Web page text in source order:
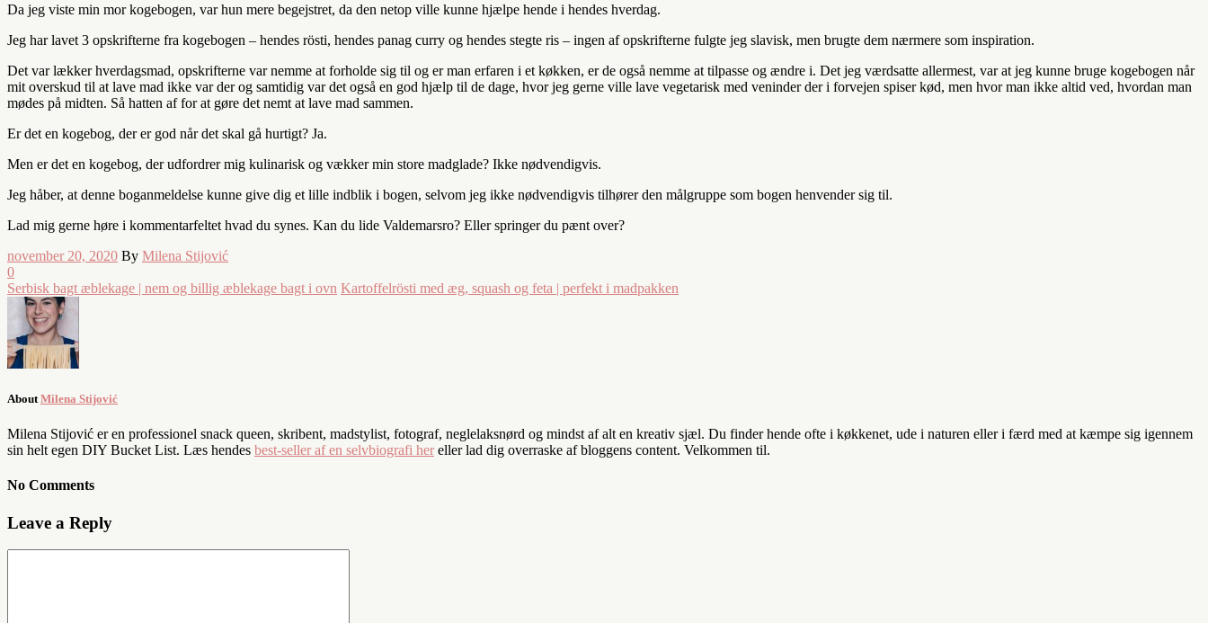
Da jeg viste min mor kogebogen, var hun mere begejstret, da den netop ville kunne hjælpe hende i hendes hverdag.
Jeg har lavet 3 opskrifterne fra kogebogen – hendes rösti, hendes panag curry og hendes stegte ris – ingen af opskrifterne fulgte jeg slavisk, men brugte dem nærmere som inspiration.
Det var lækker hverdagsmad, opskrifterne var nemme at forholde sig til og er man erfaren i et køkken, er de også nemme at tilpasse og ændre i. Det jeg værdsatte allermest, var at jeg kunne bruge kogebogen når
mit overskud til at lave mad ikke var der og samtidig var det også en god hjælp til de dage, hvor jeg gerne ville lave vegetarisk med veninder der i forvejen spiser kød, men hvor man ikke altid ved, hvordan man
mødes på midten. Så hatten af for at gøre det nemt at lave mad sammen.
Er det en kogebog, der er god når det skal gå hurtigt? Ja.
Men er det en kogebog, der udfordrer mig kulinarisk og vækker min store madglade? Ikke nødvendigvis.
Jeg håber, at denne boganmeldelse kunne give dig et lille indblik i bogen, selvom jeg ikke nødvendigvis tilhører den målgruppe som bogen henvender sig til.
Lad mig gerne høre i kommentarfeltet hvad du synes. Kan du lide Valdemarsro? Eller springer du pænt over?
november 20, 2020 By Milena Stijović
0
Serbisk bagt æblekage | nem og billig æblekage bagt i ovn Kartoffelrösti med æg, squash og feta | perfekt i madpakken
About Milena Stijović
Milena Stijović er en professionel snack queen, skribent, madstylist, fotograf, neglelaksnørd og mindst af alt en kreativ sjæl. Du finder hende ofte i køkkenet, ude i naturen eller i færd med at kæmpe sig igennem
sin helt egen DIY Bucket List. Læs hendes best-seller af en selvbiografi her eller lad dig overraske af bloggens content. Velkommen til.
No Comments
Leave a Reply